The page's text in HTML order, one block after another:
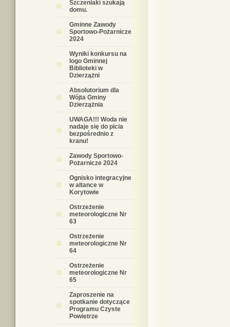
Szczeniaki szukają
domu.
Gminne Zawody
Sportowo-Pożarnicze
2024
Wyniki konkursu na
logo Gminnej
Biblioteki w
Dzierzążni
Absolutorium dla
Wójta Gminy
Dzierzążnia
UWAGA!!! Woda nie
nadaje się do picia
bezpośrednio z
kranu!
Zawody Sportowo-
Pożarnicze 2024
Ognisko integracyjne
w altance w
Korytowie
Ostrzeżenie
meteorologiczne Nr
63
Ostrzeżenie
meteorologiczne Nr
64
Ostrzeżenie
meteorologiczne Nr
65
Zaproszenie na
spotkanie dotyczące
Programu Czyste
Powietrze